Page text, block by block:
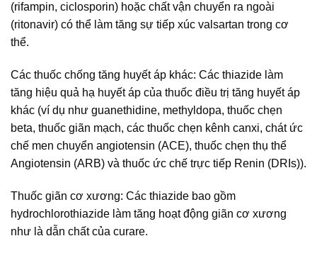
(rifampin, ciclosporin) hoặc chất vận chuyển ra ngoài
(ritonavir) có thể làm tăng sự tiếp xúc valsartan trong cơ
thể.
Các thuốc chống tăng huyết áp khác: Các thiazide làm
tăng hiệu quả hạ huyết áp của thuốc điều trị tăng huyết áp
khác (ví dụ như guanethidine, methyldopa, thuốc chẹn
beta, thuốc giãn mạch, các thuốc chẹn kênh canxi, chát ức
chế men chuyển angiotensin (ACE), thuốc chẹn thụ thể
Angiotensin (ARB) và thuốc ức chế trực tiếp Renin (DRIs)).
Thuốc giãn cơ xương: Các thiazide bao gồm
hydrochlorothiazide làm tăng hoạt động giãn cơ xương
như là dẫn chất của curare.